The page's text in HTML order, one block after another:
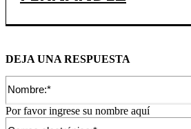
DEJA UNA RESPUESTA
Por favor ingrese su nombre aquí